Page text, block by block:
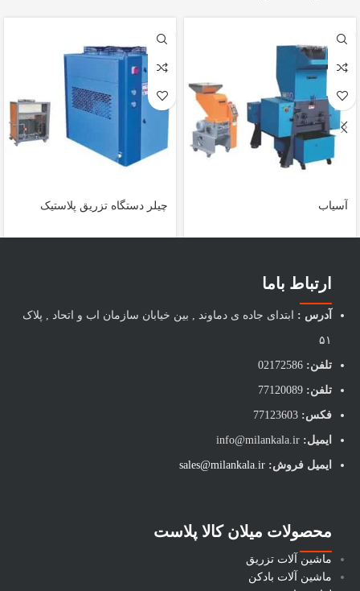
آسیاب چیلر دستگاه تزریق پلاستیک
ارتباط باما
آدرس : ابتدای جاده ی دماوند , بین خیابان سازمان اب و اتحاد , پلاک
۵۱
تلفن: 02172586
تلفن:
فکس:
ایمیل:
ایمیل فروش: sales@milankala.ir
محصولات میلان کالا پلاست
ماشین آلات تزریق
ماشین آلات بادکن